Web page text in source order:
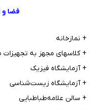
فضا و
+ نمازخانه
+ کلاسهای مجهز به
+ آزمایشگاه فیزیک
+ آزمایشگاه زیست‌شناسی
+ سالن علامه‌طباطبایی